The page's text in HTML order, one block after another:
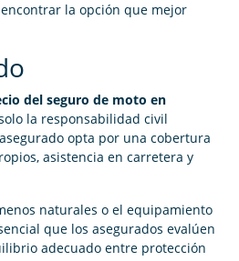
la opción que mejor
del seguro de moto en
la responsabilidad civil
opta por una cobertura
asistencia en carretera y
naturales o el equipamiento
que los asegurados evalúen
adecuado entre protección